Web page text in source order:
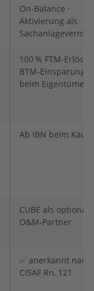
On-Balance ·
Aktivierung als
100 % FTM-Erlöse
BTM-
beim Eigentümer
Ab IBN beim
CUBE als
O&M-Partner
✅ anerkannt nach
CISAF Rn. 121